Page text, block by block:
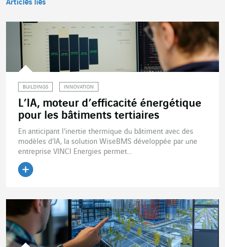
Articles liés
BUILDINGS INNOVATION
L’IA, moteur d’efficacité énergétique
pour les bâtiments tertiaires
En anticipant l’inertie thermique du bâtiment avec des
modèles d’IA, la solution WiseBMS développée par une
entreprise VINCI Energies permet...